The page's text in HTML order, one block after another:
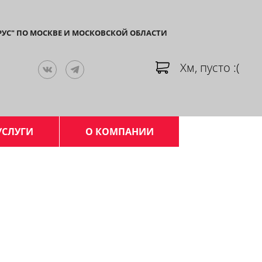
ПО МОСКВЕ И МОСКОВСКОЙ ОБЛАСТИ
Хм, пусто :(
О КОМПАНИИ